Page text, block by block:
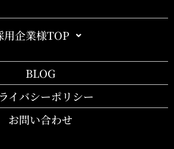
用企業様TOP
BLOG
イバシーポリシー
お問い合わせ